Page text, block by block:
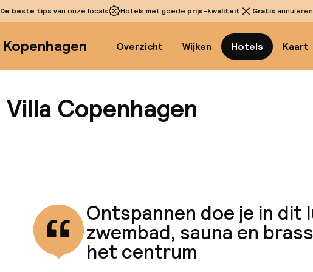
De beste tips van onze locals Hotels met goede prijs-kwaliteit Gratis annuleren
Kopenhagen Overzicht Wijken Hotels Kaart
Villa Copenhagen
Ontspannen doe je in dit
zwembad, sauna en
het centrum